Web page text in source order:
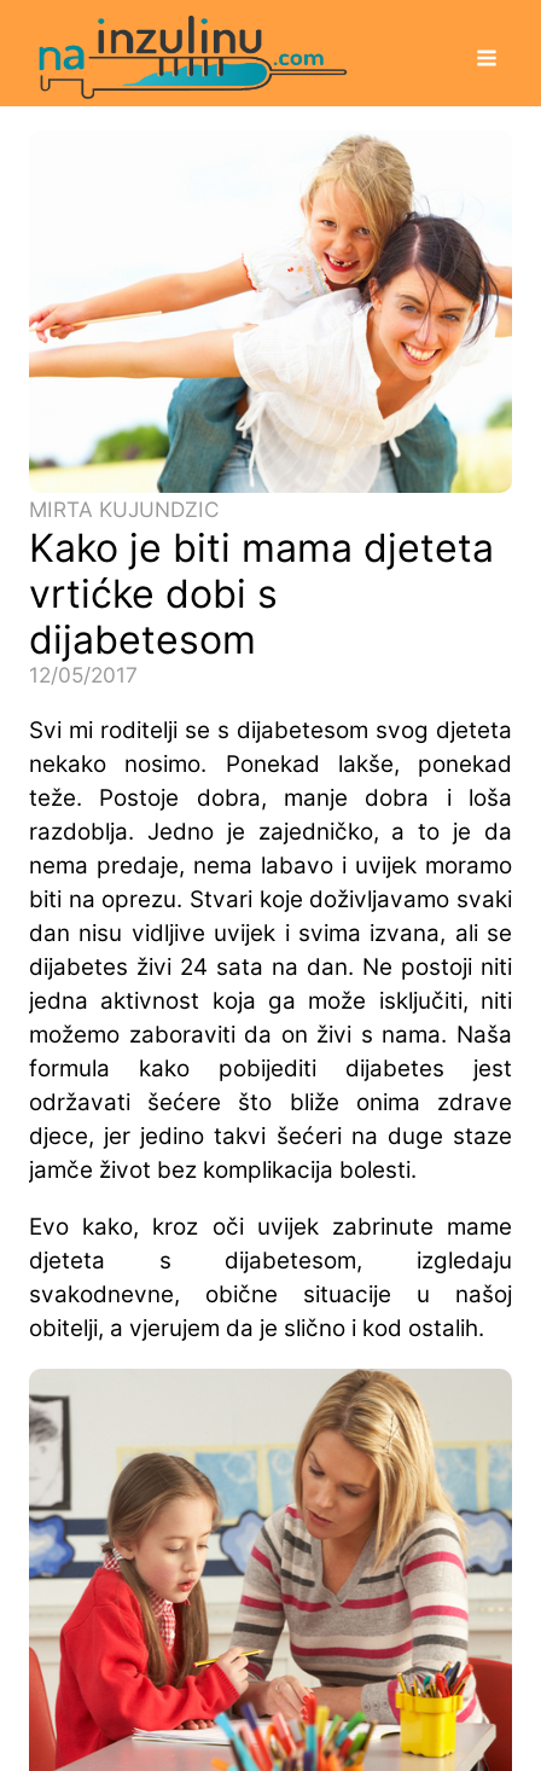
MIRTA KUJUNDZIC
Kako je biti mama djeteta
vrtićke dobi s
dijabetesom
12/05/2017
Svi mi roditelji se s dijabetesom svog djeteta
nekako nosimo. Ponekad lakše, ponekad
teže. Postoje dobra, manje dobra i loša
razdoblja. Jedno je zajedničko, a to je da
nema predaje, nema labavo i uvijek moramo
biti na oprezu. Stvari koje doživljavamo svaki
dan nisu vidljive uvijek i svima izvana, ali se
dijabetes živi 24 sata na dan. Ne postoji niti
jedna aktivnost koja ga može isključiti, niti
možemo zaboraviti da on živi s nama. Naša
formula kako pobijediti dijabetes jest
održavati šećere što bliže onima zdrave
djece, jer jedino takvi šećeri na duge staze
jamče život bez komplikacija bolesti.
Evo kako, kroz oči uvijek zabrinute mame
djeteta s dijabetesom, izgledaju
svakodnevne, obične situacije u našoj
obitelji, a vjerujem da je slično i kod ostalih.